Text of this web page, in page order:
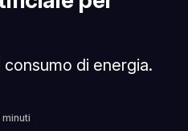
di energia.
minuti